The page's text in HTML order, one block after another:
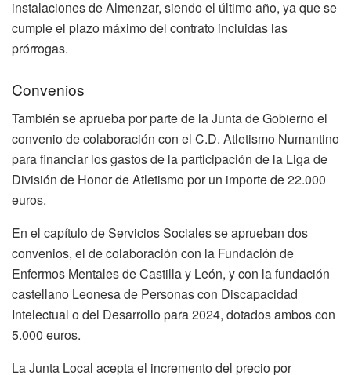
instalaciones de Almenzar, siendo el último año, ya que se
cumple el plazo máximo del contrato incluidas las
prórrogas.
Convenios
También se aprueba por parte de la Junta de Gobierno el
convenio de colaboración con el C.D. Atletismo Numantino
para financiar los gastos de la participación de la Liga de
División de Honor de Atletismo por un importe de 22.000
euros.
En el capítulo de Servicios Sociales se aprueban dos
convenios, el de colaboración con la Fundación de
Enfermos Mentales de Castilla y León, y con la fundación
castellano Leonesa de Personas con Discapacidad
Intelectual o del Desarrollo para 2024, dotados ambos con
5.000 euros.
La Junta Local acepta el incremento del precio por